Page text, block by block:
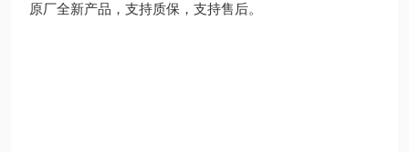
原厂全新产品，支持质保，支持售后。